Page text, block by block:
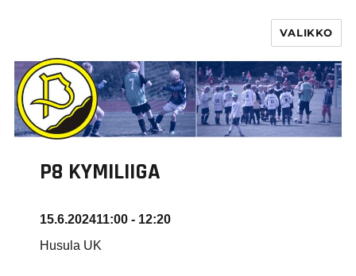
VALIKKO
P8 KYMILIIGA
15.6.202411:00 - 12:20
Husula UK